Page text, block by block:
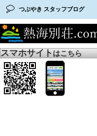
つぶやき スタッフブログ
スマホサイトはこちら